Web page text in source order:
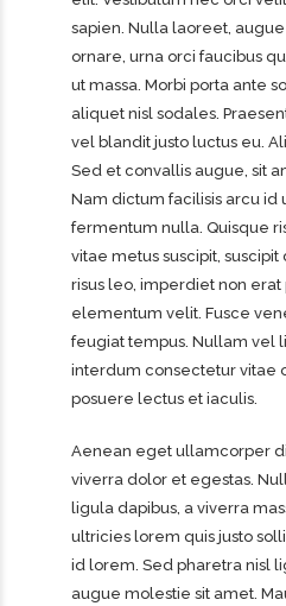
sapien. Nulla laoreet,
ornare, urna orci faucibus
ut massa. Morbi porta ante
aliquet nisl sodales.
vel blandit justo luctus eu.
Sed et convallis augue, sit
Nam dictum facilisis arcu id
fermentum nulla. Quisque
vitae metus suscipit,
risus leo, imperdiet non
elementum velit. Fusce
feugiat tempus. Nullam vel
interdum consectetur vitae
posuere lectus et iaculis.
Aenean eget ullamcorper
viverra dolor et egestas.
ligula dapibus, a viverra
ultricies lorem quis justo
id lorem. Sed pharetra nisl
augue molestie sit amet.